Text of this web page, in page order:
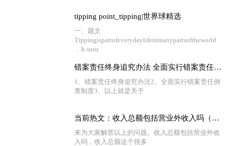
tipping point_tipping|世界球精选
一、题文
Tippingispartofeverydaylifeinmanypartsoftheworld
．It susu
错案责任终身追究办法 全面实行错案责任倒查制度 基本情况讲解_每日热讯
1、错案责任终身追究办法2、全面实行错案责任倒
查制度3、以上就是关于
当前热文：收入总额包括营业外收入吗（收入总额）
来为大家解答以上的问题。收入总额包括营业外收
入吗，收入总额这个很多